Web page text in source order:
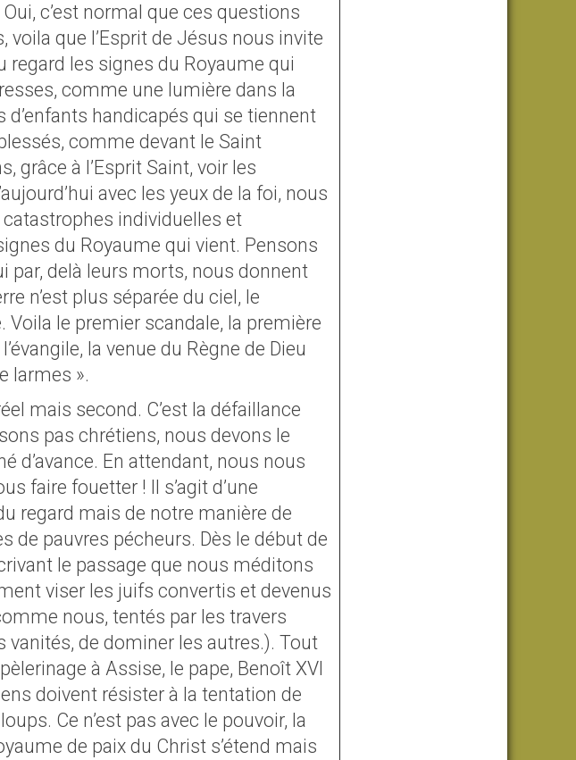
c’est normal que ces questions
voila que l’Esprit de Jésus nous invite
regard les signes du Royaume qui
comme une lumière dans la
d’enfants handicapés qui se tiennent
comme devant le Saint
grâce à l’Esprit Saint, voir les
avec les yeux de la foi, nous
individuelles et
du Royaume qui vient. Pensons
par, delà leurs morts, nous donnent
n’est plus séparée du ciel, le
Voila le premier scandale, la première
la venue du Règne de Dieu
larmes ».
mais second. C’est la défaillance
pas chrétiens, nous devons le
d’avance. En attendant, nous nous
faire fouetter ! Il s’agit d’une
regard mais de notre manière de
de pauvres pécheurs. Dès le début de
le passage que nous méditons
viser les juifs convertis et devenus
nous, tentés par les travers
de dominer les autres.). Tout
à Assise, le pape, Benoît XVI
doivent résister à la tentation de
Ce n’est pas avec le pouvoir, la
de paix du Christ s’étend mais